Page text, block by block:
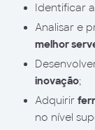
Identificar
Analisar e
melhor
inovação;
Adquirir
no nível